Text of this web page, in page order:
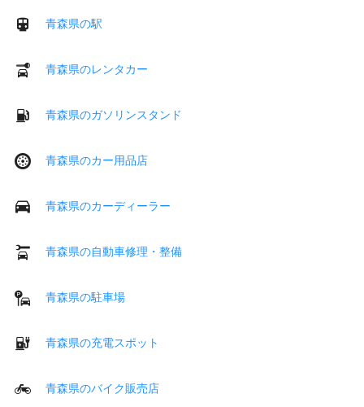
青森県の駅
青森県のレンタカー
青森県のガソリンスタンド
青森県のカー用品店
青森県のカーディーラー
青森県の自動車修理・整備
青森県の駐車場
青森県の充電スポット
青森県のバイク販売店